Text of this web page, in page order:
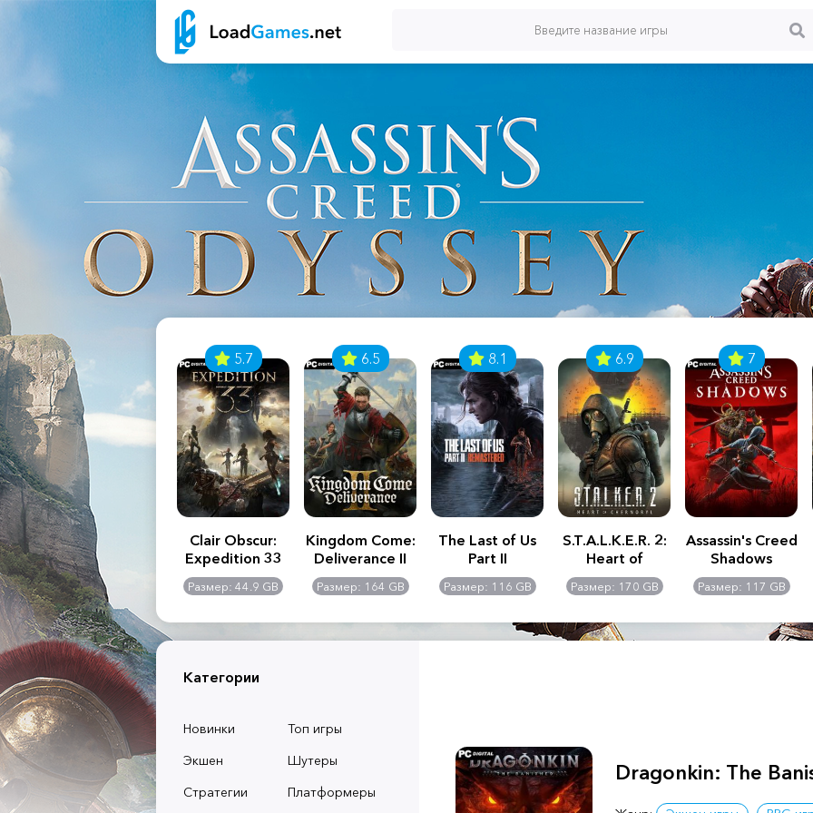
2:
-
GB
Assassin's Creed
Shadows
Размер: 117 GB
5.7
Clair Obscur:
Expedition 33
Размер: 44.9 GB
6.5
Kingdom Come:
Deliverance II
Размер: 164 GB
8.1
The Last of Us
Part II
Remastered
Размер: 116 GB
6.9
S.T.A.L.K.E.R. 2:
Heart of
Chernobyl -
Ultimate Edition
Размер: 170 GB
7
Assassin's Creed
Shadows
Размер: 117 GB
Категории
Новинки
Топ игры
Экшен
Шутеры
Стратегии
Платформеры
Dragonkin: The